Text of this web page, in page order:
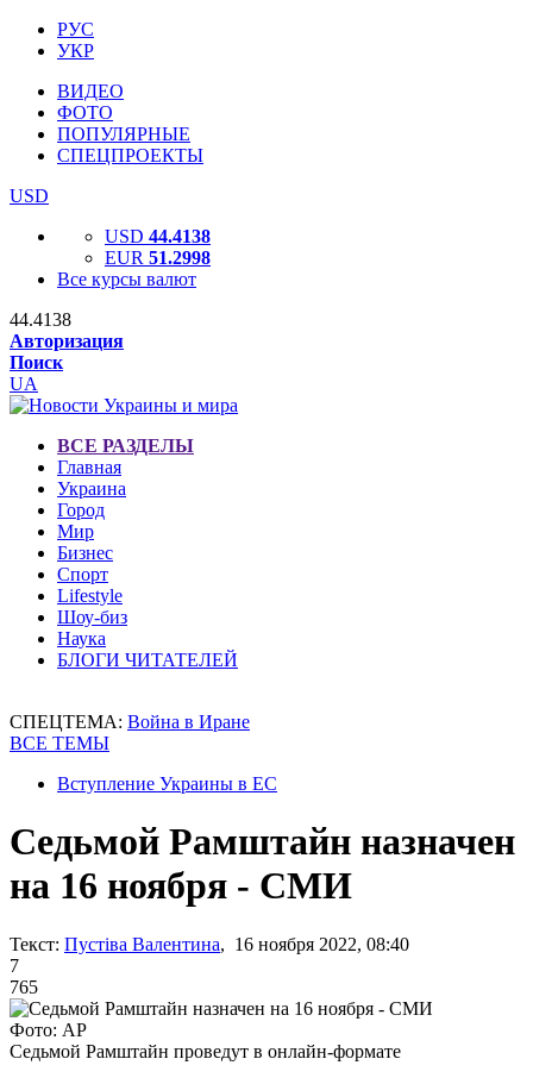
РУС
УКР
ВИДЕО
ФОТО
ПОПУЛЯРНЫЕ
СПЕЦПРОЕКТЫ
USD
USD 44.4138
EUR 51.2998
Все курсы валют
44.4138
Авторизация
Поиск
UA
ВСЕ РАЗДЕЛЫ
Главная
Украина
Город
Мир
Бизнес
Спорт
Lifestyle
Шоу-биз
Наука
БЛОГИ ЧИТАТЕЛЕЙ
СПЕЦТЕМА: Война в Иране
ВСЕ ТЕМЫ
Вступление Украины в ЕС
Седьмой Рамштайн назначен
на 16 ноября - СМИ
Текст: Пустіва Валентина, 16 ноября 2022, 08:40
7
765
Фото: АР
Седьмой Рамштайн проведут в онлайн-формате